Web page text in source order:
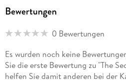
Bewertungen
0 Bewertungen
Es wurden noch keine
Sie die erste Bewertung zu "The
helfen Sie damit anderen bei der